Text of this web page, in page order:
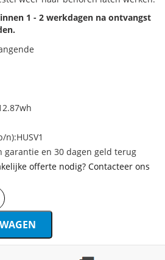
1 - 2 werkdagen na ontvangst
garantie en 30 dagen geld terug
offerte nodig? Contacteer ons